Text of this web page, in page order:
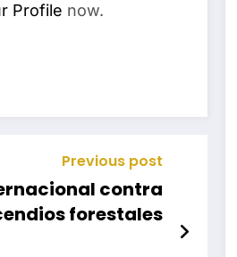
Profile now.
Previous post
contra
forestales